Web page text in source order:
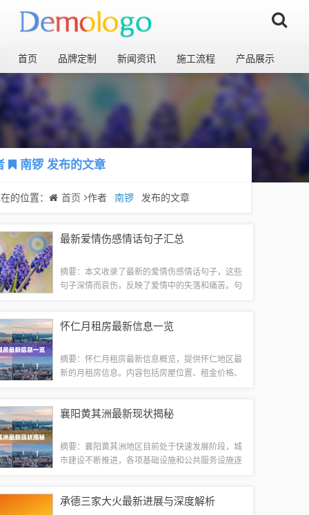
首页 品牌定制 新闻资讯 施工流程 产品展示
南锣发布的文章
的位置： 首页 作者 南锣 发布的文章
最新爱情伤感情话句子汇总
摘要：本文收录了最新的爱情伤感情话句子，这些
句子深情而哀伤，反映了爱情中的失落和痛苦。句
爱情的复杂和无常，同时也能够在情感上得到一...
怀仁月租房最新信息一览
摘要：怀仁月租房最新信息概览，提供怀仁地区最
新的月租房信息。内容包括房屋位置、租金价格、
怀仁地区的租房市场情况。怀仁市月租房市场...
襄阳黄其洲最新现状揭秘
摘要：襄阳黄其洲地区目前处于快速发展阶段，城
市建设不断推进，各项基础设施和公共服务设施逐
通、商业、文化等方面均取得了显著进展，成为...
承德三家大火最新进展与深度解析